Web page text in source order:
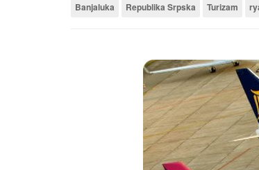
Banjaluka Republika Srpska Turizam